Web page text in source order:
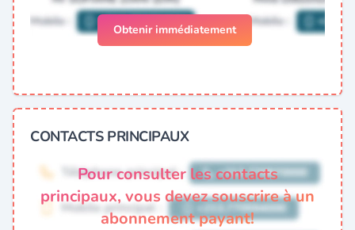
Obtenir immédiatement
CONTACTS PRINCIPAUX
Pour consulter les contacts
principaux, vous devez souscrire à un
abonnement payant!